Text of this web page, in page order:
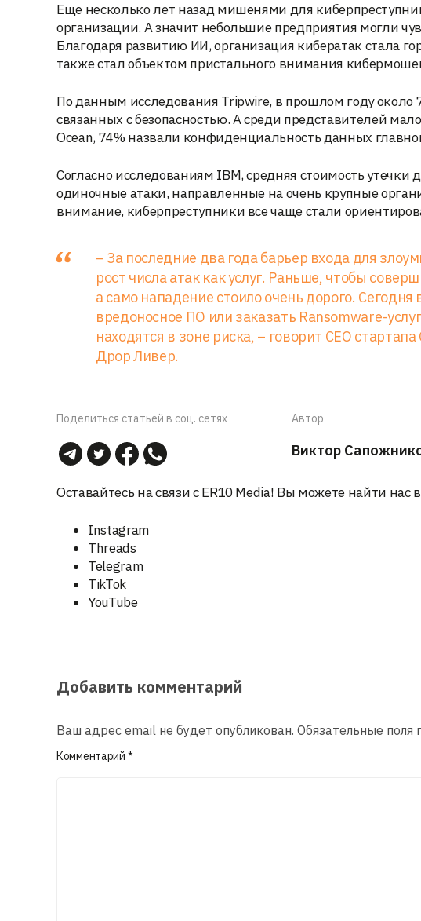
Еще несколько лет назад мишенями для
организации. А значит небольшие предприятия могли
Благодаря развитию ИИ, организация кибератак стала
также стал объектом пристального внимания
По данным исследования Tripwire, в прошлом году
связанных с безопасностью. А среди представителей
Ocean, 74% назвали конфиденциальность данных
Согласно исследованиям IBM, средняя стоимость
одиночные атаки, направленные на очень крупные
внимание, киберпреступники все чаще стали
– За последние два года барьер входа для
рост числа атак как услуг. Раньше, чтобы
а само нападение стоило очень дорого.
вредоносное ПО или заказать Ransomware-
находятся в зоне риска, – говорит CEO
Дрор Ливер.
Поделиться статьей в соц. сетях Автор
Виктор
Оставайтесь на связи с ER10 Media! Вы можете найти нас
Instagram
Threads
Telegram
TikTok
YouTube
Добавить комментарий
Ваш адрес email не будет опубликован. Обязательные поля
Комментарий *